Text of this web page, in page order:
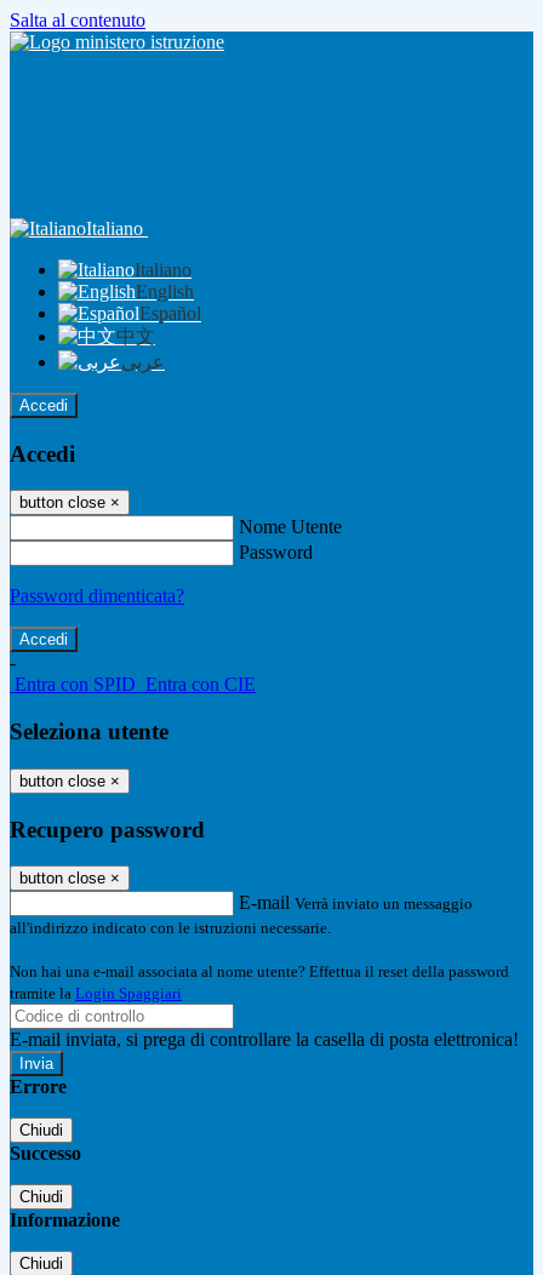
Salta al contenuto
Italiano
Italiano
English
Español
中文
عربى
Accedi
Accedi
button close ×
Nome Utente
Password
Password dimenticata?
-
Entra con SPID Entra con CIE
Seleziona utente
button close ×
Recupero password
button close ×
E-mail Verrà inviato un messaggio
all'indirizzo indicato con le istruzioni necessarie.
Non hai una e-mail associata al nome utente? Effettua il reset della password
tramite la Login Spaggiari
E-mail inviata, si prega di controllare la casella di posta elettronica!
Errore
Chiudi
Successo
Chiudi
Informazione
Chiudi